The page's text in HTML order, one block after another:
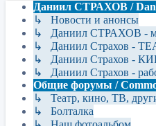
Даниил СТРАХОВ /
↳ Новости и анонсы
↳ Даниил СТРАХОВ -
↳ Даниил Страхов -
↳ Даниил Страхов -
↳ Даниил Страхов -
Общие форумы /
↳ Театр, кино, ТВ,
↳ Болталка